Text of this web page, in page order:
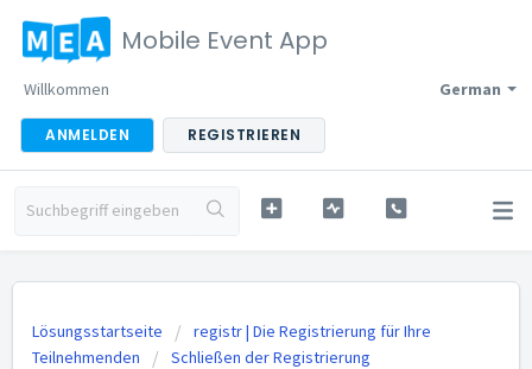
Mobile Event App
German
Willkommen
ANMELDEN REGISTRIEREN
Lösungsstartseite
registr | Die Registrierung für Ihre
Teilnehmenden
Schließen der Registrierung